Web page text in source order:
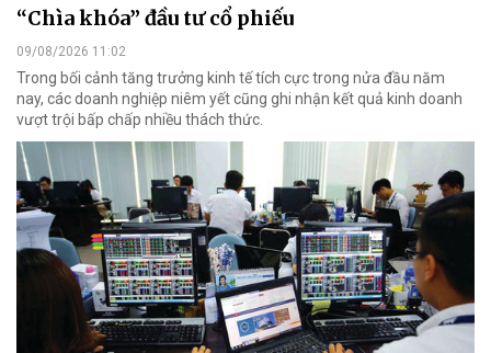
“Chìa khóa” đầu tư cổ phiếu
09/08/2026 11:02
Trong bối cảnh tăng trưởng kinh tế tích cực trong nửa đầu năm
nay, các doanh nghiệp niêm yết cũng ghi nhận kết quả kinh doanh
vượt trội bấp chấp nhiều thách thức.